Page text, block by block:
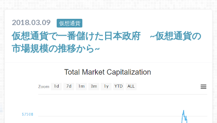
2018.03.09 仮想通貨
仮想通貨で一番儲けた日本政府 ~仮想通貨の
市場規模の推移から~